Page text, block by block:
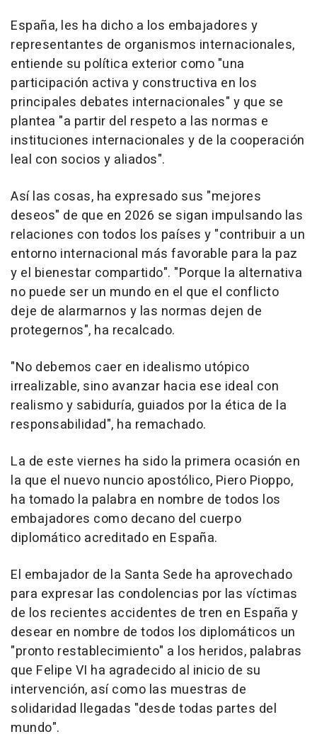
España, les ha dicho a los embajadores y
representantes de organismos internacionales,
entiende su política exterior como "una
participación activa y constructiva en los
principales debates internacionales" y que se
plantea "a partir del respeto a las normas e
instituciones internacionales y de la cooperación
leal con socios y aliados".
Así las cosas, ha expresado sus "mejores
deseos" de que en 2026 se sigan impulsando las
relaciones con todos los países y "contribuir a un
entorno internacional más favorable para la paz
y el bienestar compartido". "Porque la alternativa
no puede ser un mundo en el que el conflicto
deje de alarmarnos y las normas dejen de
protegernos", ha recalcado.
"No debemos caer en idealismo utópico
irrealizable, sino avanzar hacia ese ideal con
realismo y sabiduría, guiados por la ética de la
responsabilidad", ha remachado.
La de este viernes ha sido la primera ocasión en
la que el nuevo nuncio apostólico, Piero Pioppo,
ha tomado la palabra en nombre de todos los
embajadores como decano del cuerpo
diplomático acreditado en España.
El embajador de la Santa Sede ha aprovechado
para expresar las condolencias por las víctimas
de los recientes accidentes de tren en España y
desear en nombre de todos los diplomáticos un
"pronto restablecimiento" a los heridos, palabras
que Felipe VI ha agradecido al inicio de su
intervención, así como las muestras de
solidaridad llegadas "desde todas partes del
mundo".